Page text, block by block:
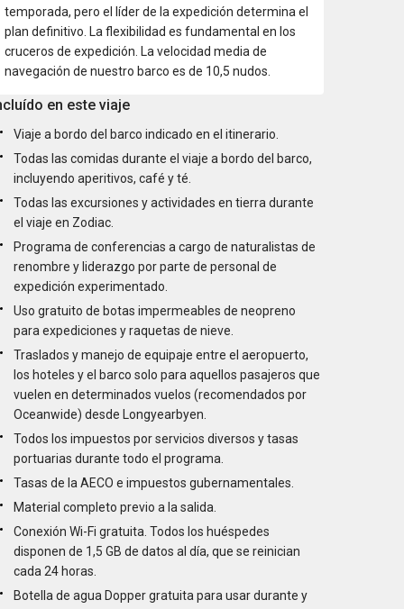
temporada, pero el líder de la expedición determina el
plan definitivo. La flexibilidad es fundamental en los
cruceros de expedición. La velocidad media de
navegación de nuestro barco es de 10,5 nudos.
en este viaje
Viaje a bordo del barco indicado en el itinerario.
Todas las comidas durante el viaje a bordo del barco,
incluyendo aperitivos, café y té.
Todas las excursiones y actividades en tierra durante
el viaje en Zodiac.
Programa de conferencias a cargo de naturalistas de
renombre y liderazgo por parte de personal de
expedición experimentado.
Uso gratuito de botas impermeables de neopreno
para expediciones y raquetas de nieve.
Traslados y manejo de equipaje entre el aeropuerto,
los hoteles y el barco solo para aquellos pasajeros que
vuelen en determinados vuelos (recomendados por
Oceanwide) desde Longyearbyen.
Todos los impuestos por servicios diversos y tasas
portuarias durante todo el programa.
Tasas de la AECO e impuestos gubernamentales.
Material completo previo a la salida.
Conexión Wi-Fi gratuita. Todos los huéspedes
disponen de 1,5 GB de datos al día, que se reinician
cada 24 horas.
Botella de agua Dopper gratuita para usar durante y